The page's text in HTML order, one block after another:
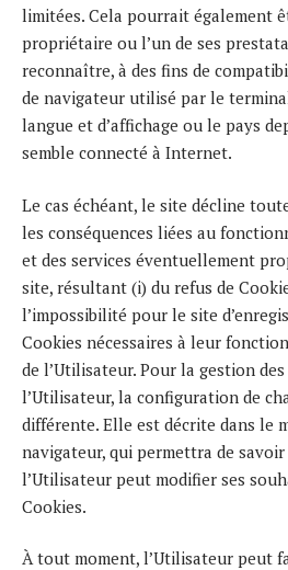
limitées. Cela pourrait également
propriétaire ou l’un de ses
reconnaître, à des fins de
de navigateur utilisé par le
langue et d’affichage ou le pays
semble connecté à Internet.
Le cas échéant, le site décline
les conséquences liées au
et des services éventuellement
site, résultant (i) du refus de
l’impossibilité pour le site
Cookies nécessaires à leur
de l’Utilisateur. Pour la gestion
l’Utilisateur, la configuration de
différente. Elle est décrite dans le
navigateur, qui permettra de
l’Utilisateur peut modifier ses
Cookies.
À tout moment, l’Utilisateur peut